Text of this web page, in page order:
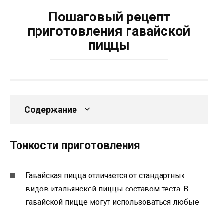
Пошаговый рецепт
приготовления гавайской
пиццы
Содержание
Тонкости приготовления
Гавайская пицца отличается от стандартных
видов итальянской пиццы составом теста. В
гавайской пицце могут использоваться любые